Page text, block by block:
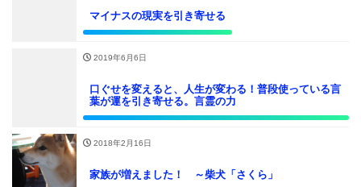
マイナスの現実を引き寄せる
2019年6月6日
口ぐせを変えると、人生が変わる！普段使っている言
葉が運を引き寄せる。言霊の力
2018年2月16日
家族が増えました！ ～柴犬「さくら」